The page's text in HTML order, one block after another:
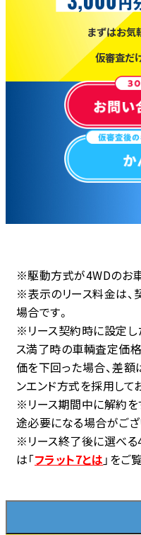
まずはお気
仮審査だ
※駆動方式が4WDのお車
※表示のリース料金は
場合です。
※リース契約時に設定し
ス満了時の車輌査定価
価を下回った場合、差
ンエンド方式を採用して
※リース期間中に解約
途必要になる場合がござ
※リース終了後に選べる
は「フラット7とは 」をご